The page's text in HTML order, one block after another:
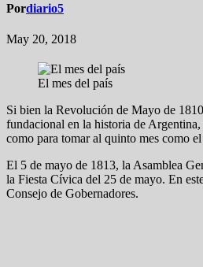
Pordiario5
May 20, 2018
El mes del país
Si bien la Revolución de Mayo de
fundacional en la historia de
como para tomar al quinto mes como
El 5 de mayo de 1813, la Asamblea
la Fiesta Cívica del 25 de mayo. En
Consejo de Gobernadores.